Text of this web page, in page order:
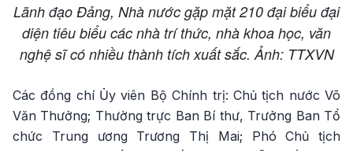
Lãnh đạo Đảng, Nhà nước gặp mặt 210 đại biểu đại
diện tiêu biểu các nhà trí thức, nhà khoa học, văn
nghệ sĩ có nhiều thành tích xuất sắc. Ảnh: TTXVN
Các đồng chí Ủy viên Bộ Chính trị: Chủ tịch nước Võ
Văn Thưởng; Thường trực Ban Bí thư, Trưởng Ban Tổ
chức Trung ương Trương Thị Mai; Phó Chủ tịch